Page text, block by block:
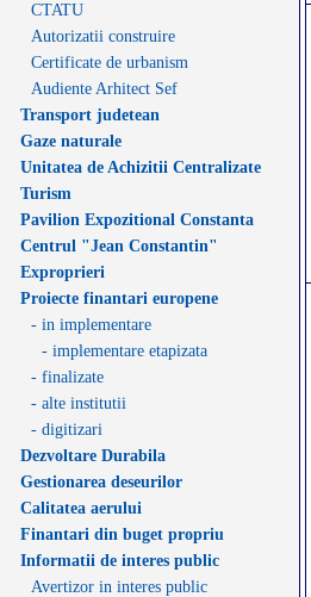
CTATU
Autorizatii construire
Certificate de urbanism
Audiente Arhitect Sef
Transport judetean
Gaze naturale
Unitatea de Achizitii Centralizate
Turism
Pavilion Expozitional Constanta
Centrul "Jean Constantin"
Exproprieri
Proiecte finantari europene
- in implementare
- implementare etapizata
- finalizate
- alte institutii
- digitizari
Dezvoltare Durabila
Gestionarea deseurilor
Calitatea aerului
Finantari din buget propriu
Informatii de interes public
Avertizor in interes public